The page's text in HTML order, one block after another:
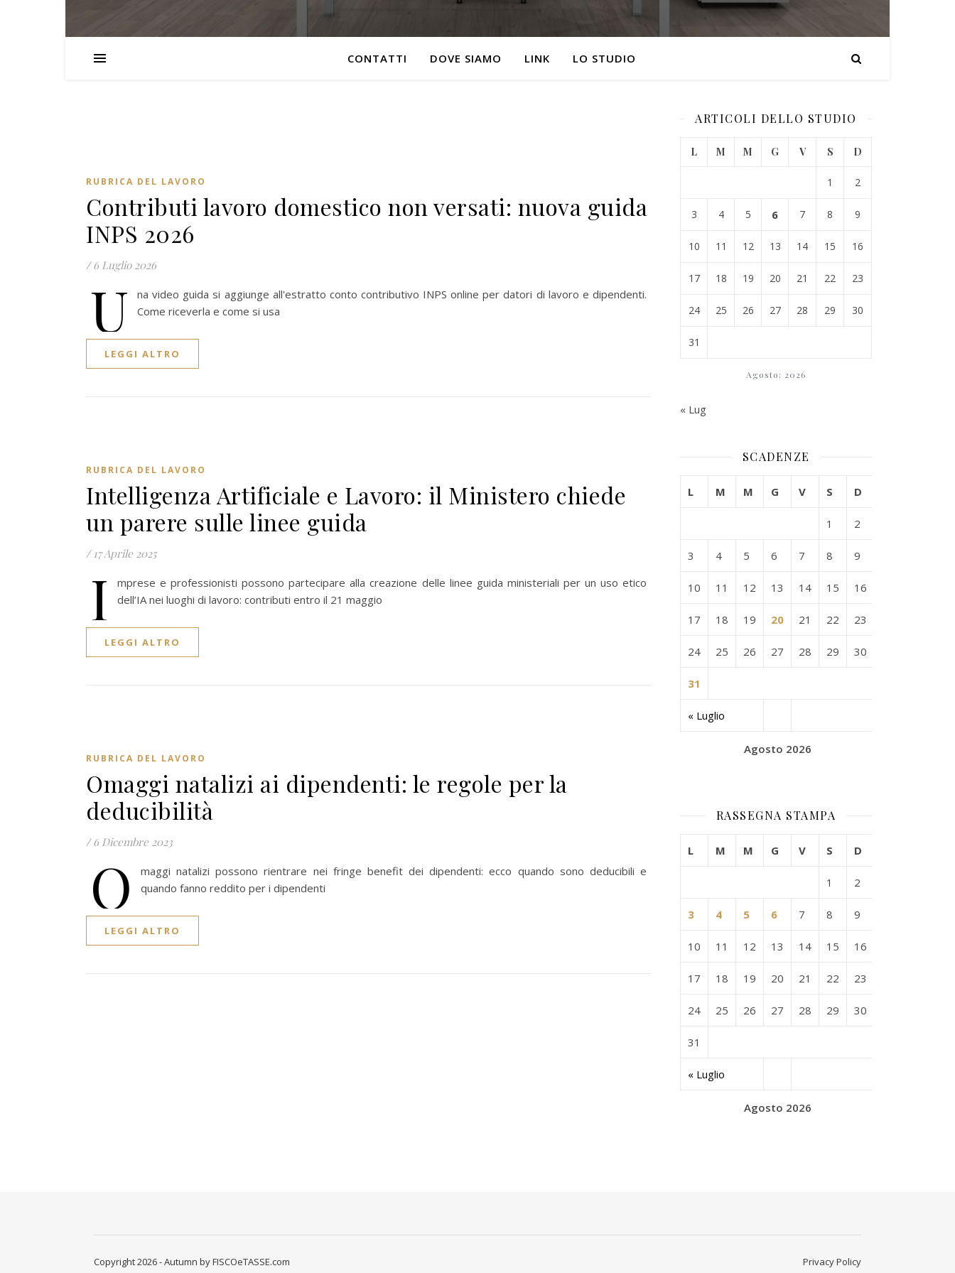
CONTATTI DOVE SIAMO LINK LO STUDIO
RUBRICA DEL LAVORO
Contributi lavoro domestico non versati: nuova guida
INPS 2026
/ 6 Luglio 2026
U
na video guida si aggiunge all'estratto conto contributivo INPS online per datori di lavoro e dipendenti.
Come riceverla e come si usa
LEGGI ALTRO
RUBRICA DEL LAVORO
Intelligenza Artificiale e Lavoro: il Ministero chiede
un parere sulle linee guida
/ 17 Aprile 2025
I
mprese e professionisti possono partecipare alla creazione delle linee guida ministeriali per un uso etico
dell’IA nei luoghi di lavoro: contributi entro il 21 maggio
LEGGI ALTRO
RUBRICA DEL LAVORO
Omaggi natalizi ai dipendenti: le regole per la
deducibilità
/ 6 Dicembre 2023
O
maggi natalizi possono rientrare nei fringe benefit dei dipendenti: ecco quando sono deducibili e
quando fanno reddito per i dipendenti
LEGGI ALTRO
ARTICOLI DELLO STUDIO
Agosto: 2026
L M M G V S D
1 2
3 4 5 6 7 8 9
10 11 12 13 14 15 16
17 18 19 20 21 22 23
24 25 26 27 28 29 30
31
« Lug
SCADENZE
Agosto 2026
L M M G V S D
« Luglio
1 2
3 4 5 6 7 8 9
10 11 12 13 14 15 16
17 18 19 20 21 22 23
24 25 26 27 28 29 30
31
RASSEGNA STAMPA
Agosto 2026
L M M G V S D
« Luglio
1 2
3 4 5 6 7 8 9
10 11 12 13 14 15 16
17 18 19 20 21 22 23
24 25 26 27 28 29 30
31
Privacy Policy
Copyright 2026 - Autumn by FISCOeTASSE.com